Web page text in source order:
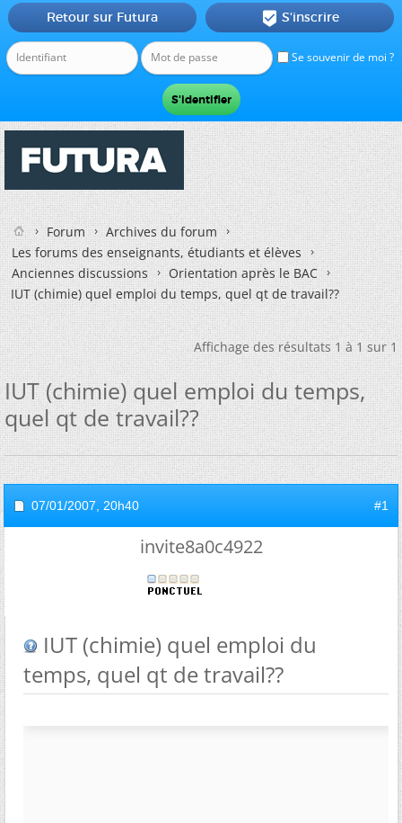
Se souvenir de moi ?
Retour sur Futura  S'inscrire
Forum
Archives du forum
Les forums des enseignants, étudiants et élèves
Anciennes discussions
Orientation après le BAC
IUT (chimie) quel emploi du temps, quel qt de travail??
Affichage des résultats 1 à 1 sur 1
IUT (chimie) quel emploi du temps,
quel qt de travail??
07/01/2007, 20h40 #1
invite8a0c4922
IUT (chimie) quel emploi du
temps, quel qt de travail??